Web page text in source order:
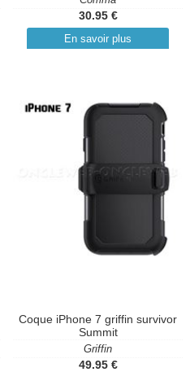
30.95 €
En savoir plus
Coque iPhone 7 griffin survivor
Summit
Griffin
49.95 €